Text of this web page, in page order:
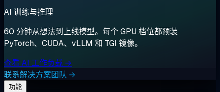
AI 训练与推理
60 分钟从想法到上线模型。每个 GPU 档位都预装
PyTorch、CUDA、vLLM 和 TGI 镜像。
查看 AI 工作负载 →
联系解决方案团队 →